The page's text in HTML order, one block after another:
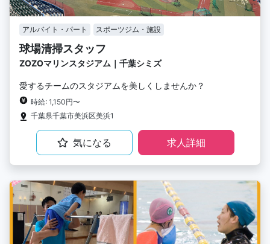
アルバイト・パート スポーツジム・施設
球場清掃スタッフ
ZOZOマリンスタジアム｜千葉シミズ
愛するチームのスタジアムを美しくしませんか？
時給: 1,150円〜
千葉県千葉市美浜区美浜1
気になる 求人詳細